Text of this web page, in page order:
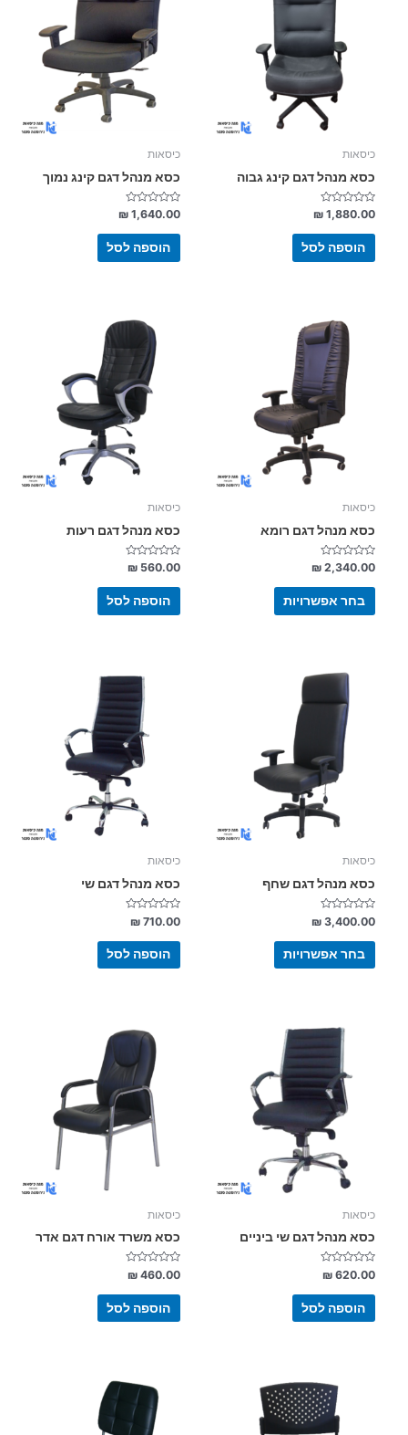
כיסאות
כסא מנהל דגם קינג גבוה
דורג
0
מתוך
₪1,880.00
הוספה לסל
כיסאות
כסא מנהל דגם קינג נמוך
דורג
0
מתוך
₪1,640.00
הוספה לסל
כיסאות
כסא מנהל דגם רומא
דורג
0
מתוך
₪2,340.00
בחר אפשרויות
סוגים.
ניתן
את
האפשרויות
המוצר
כיסאות
כסא מנהל דגם רעות
דורג
0
מתוך
₪560.00
הוספה לסל
כיסאות
כסא מנהל דגם שחף
דורג
0
מתוך
₪3,400.00
בחר אפשרויות
סוגים.
ניתן
לבחור
את
האפשרויות
המוצר
כיסאות
כסא מנהל דגם שי
דורג
0
מתוך
₪710.00
הוספה לסל
כיסאות
כסא מנהל דגם שי ביניים
דורג
0
מתוך
₪620.00
הוספה לסל
כיסאות
כסא משרד אורח דגם אדר
דורג
0
מתוך
₪460.00
הוספה לסל
למוצר
זה